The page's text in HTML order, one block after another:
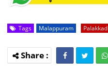
Tags Malappuram Palakkad